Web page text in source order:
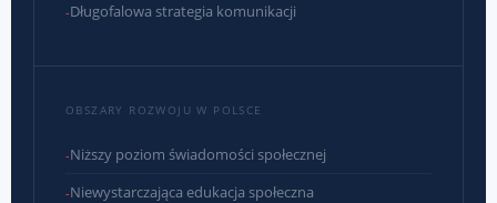
Długofalowa strategia komunikacji
OBSZARY ROZWOJU W POLSCE
Niższy poziom świadomości społecznej
Niewystarczająca edukacja społeczna